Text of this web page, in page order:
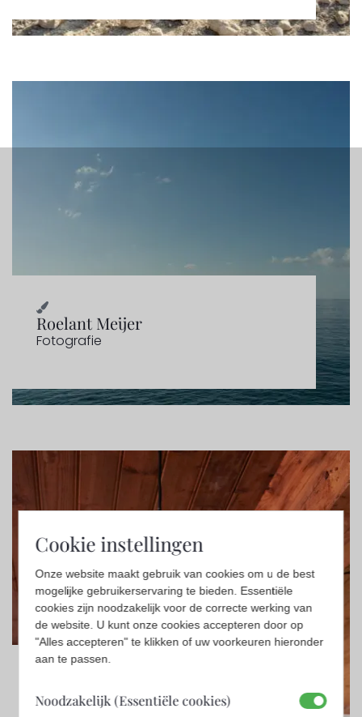
Roelant Meijer
Fotografie
Björn Ekblom
Design,Overige
Cookie instellingen
Onze website maakt gebruik van cookies om u de best
mogelijke gebruikerservaring te bieden. Essentiële
cookies zijn noodzakelijk voor de correcte werking van
de website. U kunt onze cookies accepteren door op
"Alles accepteren" te klikken of uw voorkeuren hieronder
aan te passen.
Noodzakelijk (Essentiële cookies)